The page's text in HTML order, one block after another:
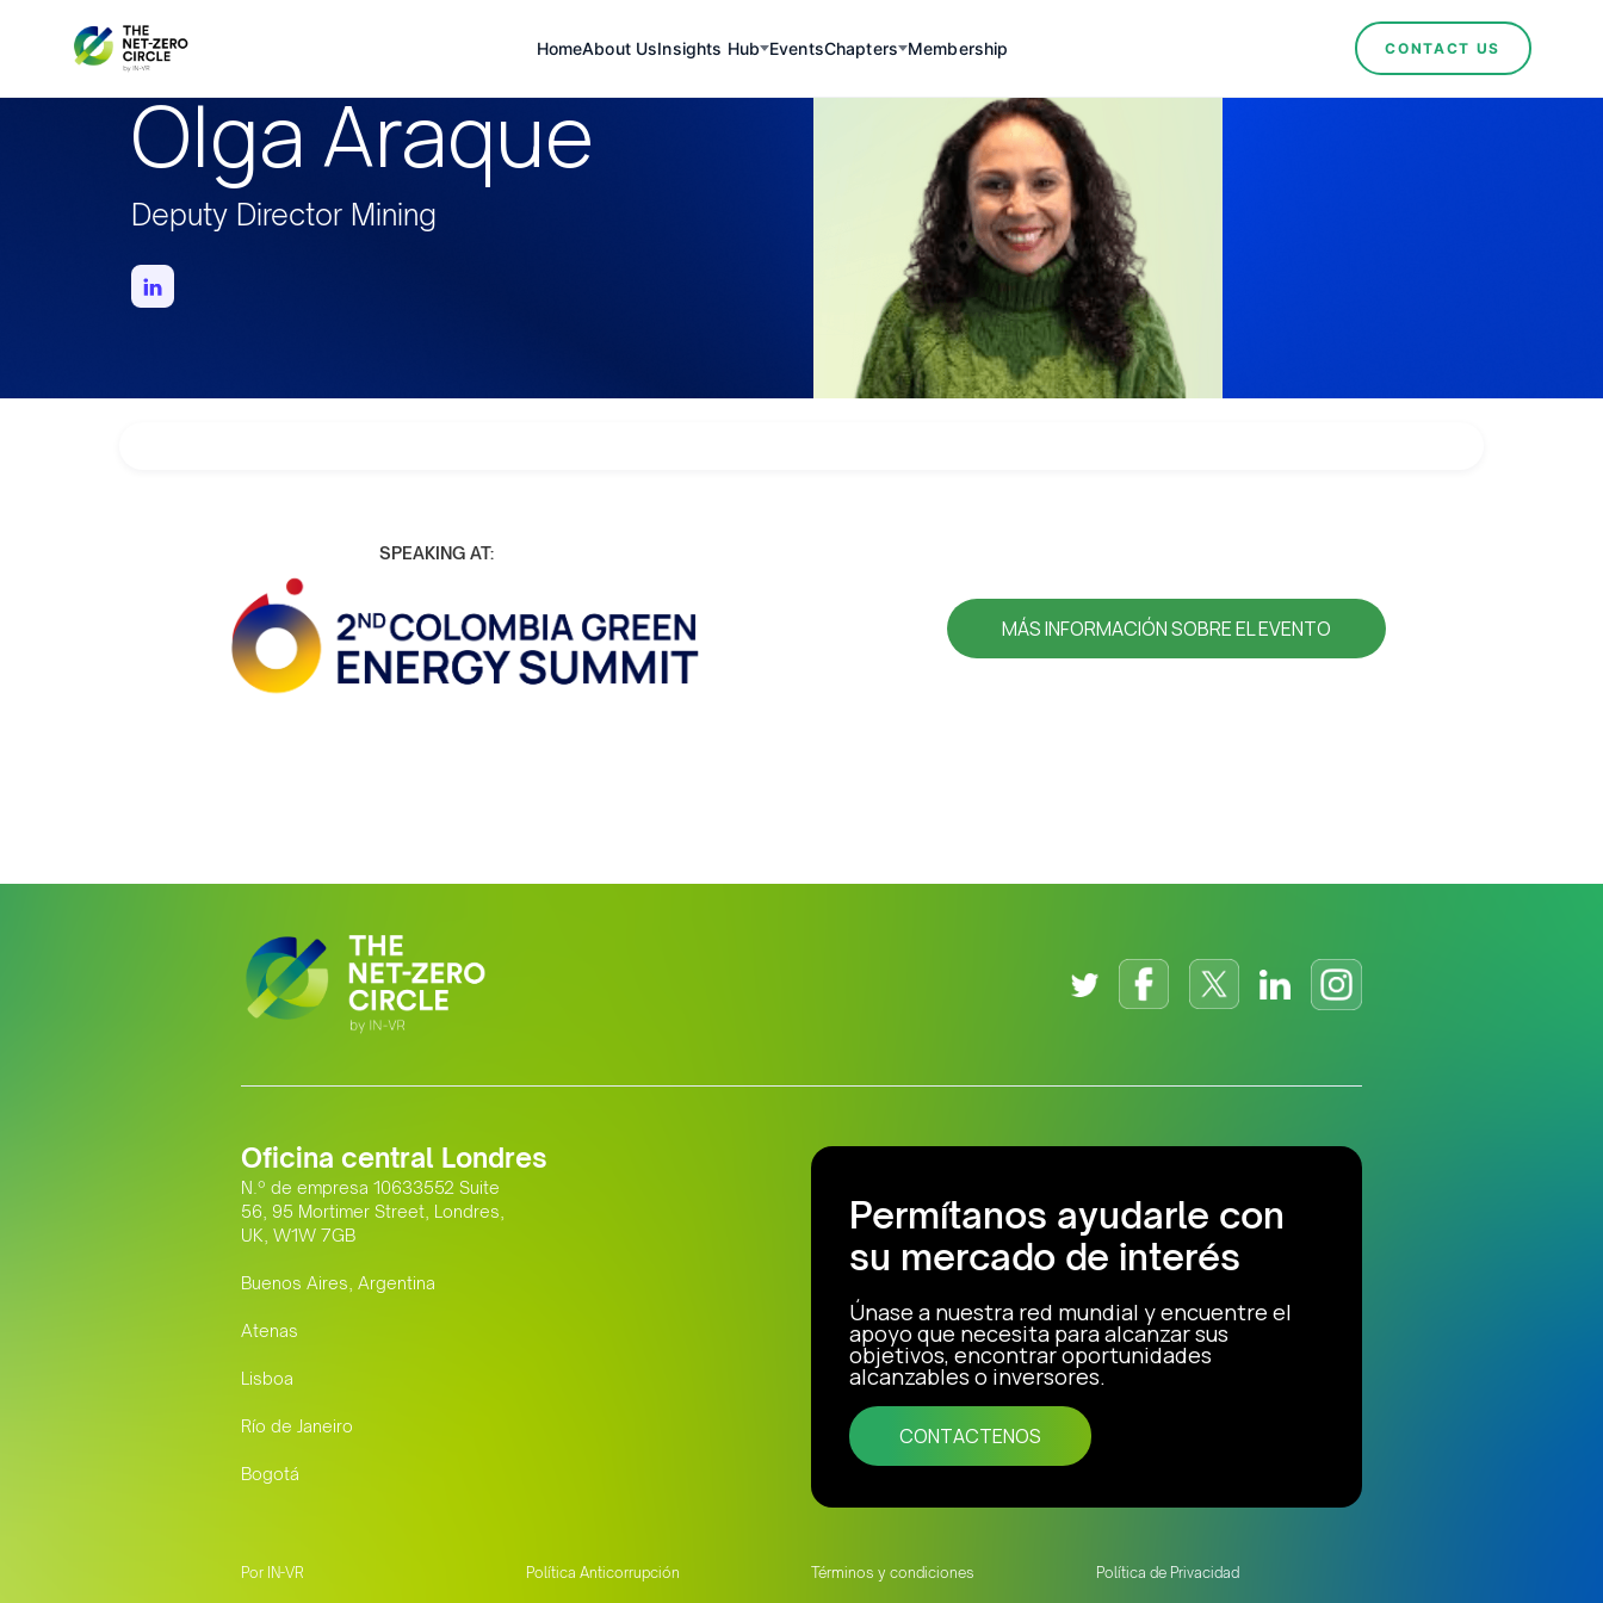
HomeAbout UsInsights Hub EventsChapters Membership CONTACT US
Olga Araque
Deputy Director Mining
SPEAKING AT:
MÁS INFORMACIÓN SOBRE EL EVENTO
Oficina central Londres
N.º de empresa 10633552 Suite
56, 95 Mortimer Street, Londres,
UK, W1W 7GB
Buenos Aires, Argentina
Atenas
Lisboa
Río de Janeiro
Bogotá
Permítanos ayudarle con
su mercado de interés
Únase a nuestra red mundial y encuentre el
apoyo que necesita para alcanzar sus
objetivos, encontrar oportunidades
alcanzables o inversores.
CONTACTENOS
Por IN-VR Política Anticorrupción Términos y condiciones Política de Privacidad